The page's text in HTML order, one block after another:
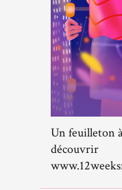
Un feuilleton